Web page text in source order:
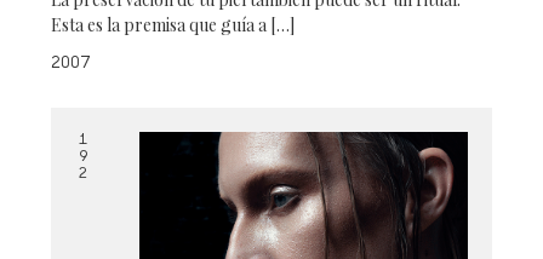
Esta es la premisa que guía a […]
2007
1
9
2